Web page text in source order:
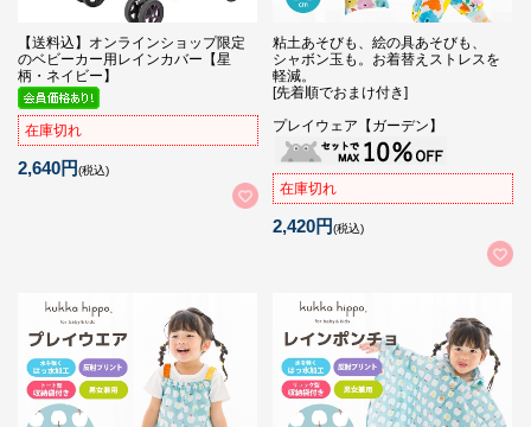
【送料込】オンラインショップ限定
のベビーカー用レインカバー【星
柄・ネイビー】
在庫切れ
2,640円(税込)
粘土あそびも、絵の具あそびも、
シャボン玉も。お着替えストレスを
軽減。
[先着順でおまけ付き]
プレイウェア【ガーデン】
在庫切れ
2,420円(税込)